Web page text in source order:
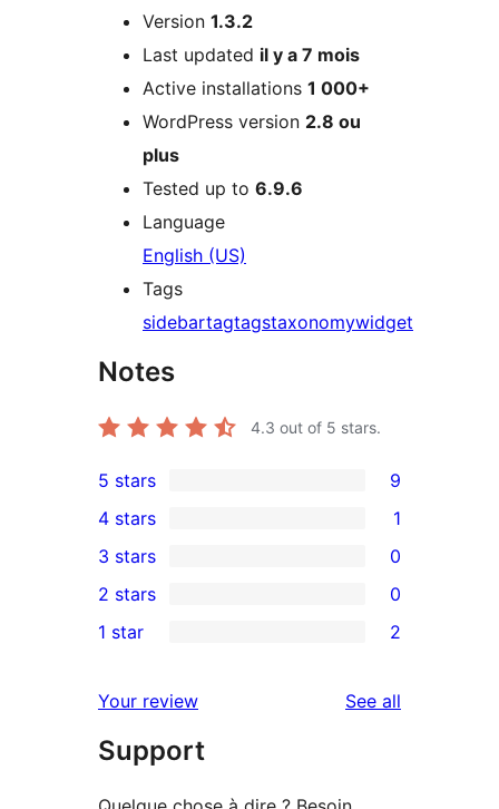
MétaVersion 1.3.2
Last updated il y a 7 mois
Active installations 1 000+
WordPress version 2.8 ou
plus
Tested up to 6.9.6
Language
English (US)
Tags
sidebartagtagstaxonomywidget
Notes
4.3 out of 5 stars.
9
5-
star
reviews
5 stars 9
4-
star
review
4 stars 1
0
3-
star
3 stars 0
2-
reviews
2 stars 0
star
reviews
1 star 2
Your review See all
Support